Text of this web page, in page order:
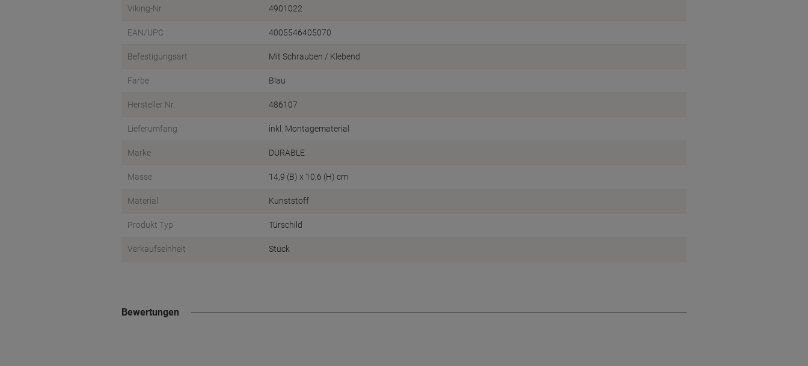
Viking-Nr. 4901022
EAN/UPC 4005546405070
Befestigungsart Mit Schrauben / Klebend
Farbe Blau
Hersteller Nr. 486107
Lieferumfang inkl. Montagematerial
Marke DURABLE
Masse 14,9 (B) x 10,6 (H) cm
Material Kunststoff
Produkt Typ Türschild
Verkaufseinheit Stück
Bewertungen